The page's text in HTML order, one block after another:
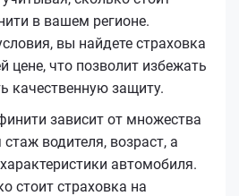
в вашем регионе.
вы найдете страховка
цене, что позволит избежать
качественную защиту.
зависит от множества
водителя, возраст, а
автомобиля.
стоит страховка на